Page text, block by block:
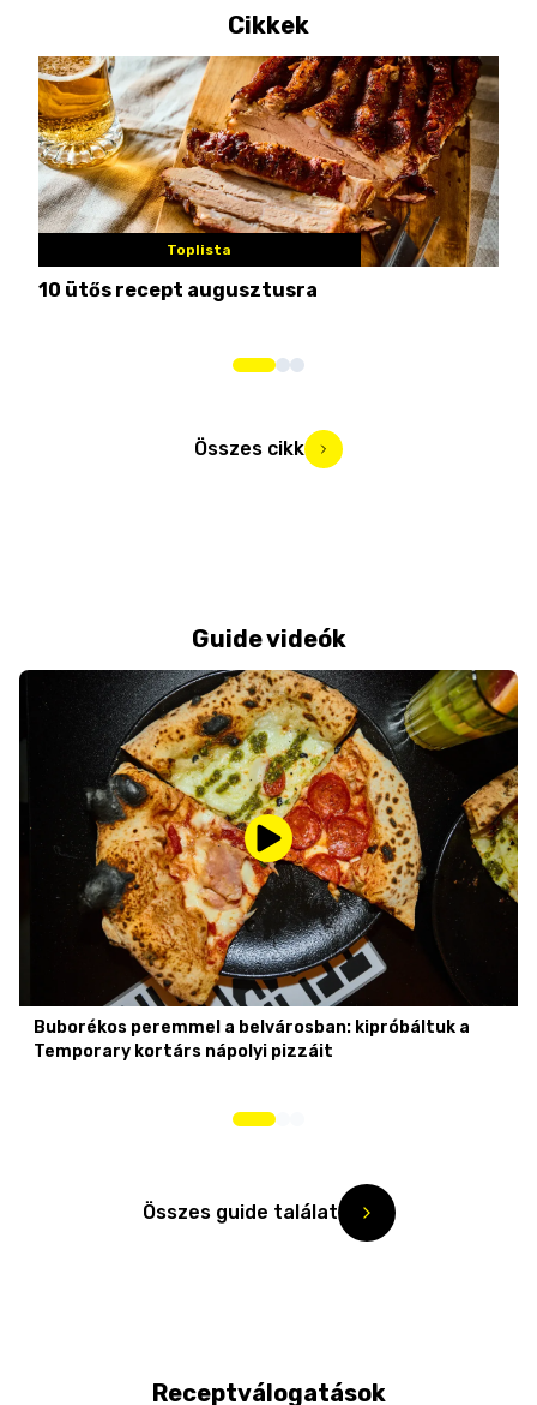
Cikkek
Toplista
10 ütős recept augusztusra
Összes cikk
Guide videók
Buborékos peremmel a belvárosban: kipróbáltuk a
Temporary kortárs nápolyi pizzáit
Összes guide találat
Receptválogatások